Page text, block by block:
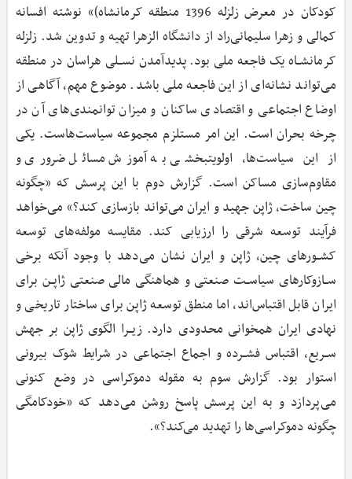
کودکان در معرض زلزله 1396 منطقه کرمانشاه)» نوشته افسانه
کمالی و زهرا سلیمانی‌راد از دانشگاه الزهرا تهیه و تدوین شد. زلزله
کرمانشــاه یک فاجعه ملی بود. پدیدآمدن نســلی هراسان در منطقه
می‌تواند نشانه‌ای از این فاجعه ملی باشد. موضوع مهم، آگاهی از
اوضاع اجتماعی و اقتصادی ساکنان و میزان توانمندی‌های آن در
چرخه بحران است. این امر مستلزم مجموعه سیاست‌هاست. یکی
از این سیاست‌ها، اولویت‎بخشی به آموزش مسائل ضروری و
مقاوم‌سازی مساکن است. گزارش دوم با این پرسش که «چگونه
چین ساخت، ژاپن جهید و ایران می‌تواند بازسازی کند؟» می‌خواهد
فرآیند توسعه شرقی را ارزیابی کند. مقایسه مولفه‌های توسعه
کشــورهای چین، ژاپن و ایران نشان می‌دهد با وجود آنکه برخی
ســازوکارهای سیاســت صنعتی و هماهنگی مالی صنعتی ژاپــن برای
ایران قابل اقتباس‌اند، اما منطق توسعه ژاپن برای ساختار تاریخی و
نهادی ایران همخوانی محدودی دارد. زیــرا الگوی ژاپن بر جهش
ســریع، اقتباس فشــرده و اجماع اجتماعی در شرایط شوک بیرونی
استوار بود. گزارش سوم به مقوله دموکراسی در وضع کنونی
می‌پردازد و به این پرسش پاسخ روشن می‌دهد که «خودکامگی
چگونه دموکراسی‌ها را تهدید می‌کند؟».